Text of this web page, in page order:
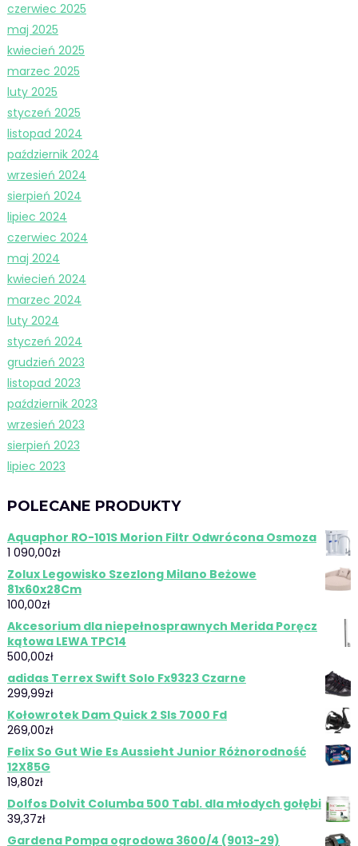
czerwiec 2025
maj 2025
kwiecień 2025
marzec 2025
luty 2025
styczeń 2025
listopad 2024
październik 2024
wrzesień 2024
sierpień 2024
lipiec 2024
czerwiec 2024
maj 2024
kwiecień 2024
marzec 2024
luty 2024
styczeń 2024
grudzień 2023
listopad 2023
październik 2023
wrzesień 2023
sierpień 2023
lipiec 2023
POLECANE PRODUKTY
Aquaphor RO-101S Morion Filtr Odwrócona Osmoza
1 090,00zł
Zolux Legowisko Szezlong Milano Beżowe
81x60x28Cm
100,00zł
Akcesorium dla niepełnosprawnych Merida Poręcz
kątowa LEWA TPC14
500,00zł
adidas Terrex Swift Solo Fx9323 Czarne
299,99zł
Kołowrotek Dam Quick 2 Sls 7000 Fd
269,00zł
Felix So Gut Wie Es Aussieht Junior Różnorodność
12X85G
19,80zł
Dolfos Dolvit Columba 500 Tabl. dla młodych gołębi
39,37zł
Gardena Pompa ogrodowa 3600/4 (9013-29)